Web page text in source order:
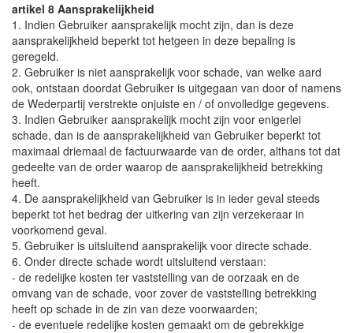
artikel 8 Aansprakelijkheid
1. Indien Gebruiker aansprakelijk mocht zijn, dan is deze
aansprakelijkheid beperkt tot hetgeen in deze bepaling is
geregeld.
2. Gebruiker is niet aansprakelijk voor schade, van welke aard
ook, ontstaan doordat Gebruiker is uitgegaan van door of namens
de Wederpartij verstrekte onjuiste en / of onvolledige gegevens.
3. Indien Gebruiker aansprakelijk mocht zijn voor enigerlei
schade, dan is de aansprakelijkheid van Gebruiker beperkt tot
maximaal driemaal de factuurwaarde van de order, althans tot dat
gedeelte van de order waarop de aansprakelijkheid betrekking
heeft.
4. De aansprakelijkheid van Gebruiker is in ieder geval steeds
beperkt tot het bedrag der uitkering van zijn verzekeraar in
voorkomend geval.
5. Gebruiker is uitsluitend aansprakelijk voor directe schade.
6. Onder directe schade wordt uitsluitend verstaan:
- de redelijke kosten ter vaststelling van de oorzaak en de
omvang van de schade, voor zover de vaststelling betrekking
heeft op schade in de zin van deze voorwaarden;
- de eventuele redelijke kosten gemaakt om de gebrekkige